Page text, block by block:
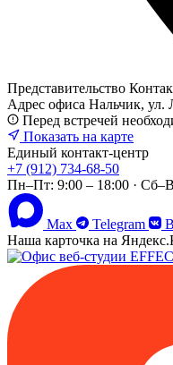
Представительство
Адрес офиса Нальчик, ул.
Перед встречей
Показать на карте
Единый контакт-центр
+7 (912) 734-68-50
Пн–Пт: 9:00 – 18:00 ·
Max Telegram
Наша карточка на